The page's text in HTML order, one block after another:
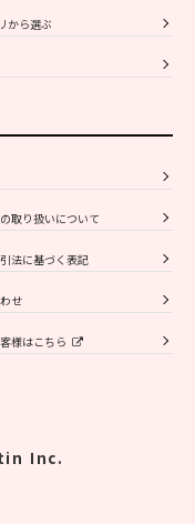
から選ぶ
取り扱いについて
法に基づく表記
せ
様はこちら
Inc.